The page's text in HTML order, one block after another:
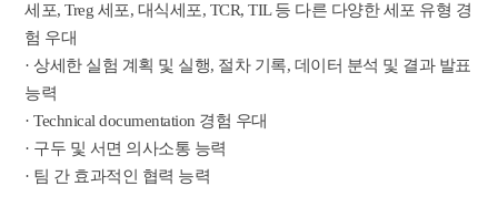
세포, Treg 세포, 대식세포, TCR, TIL 등 다른 다양한 세포 유형 경
험 우대
· 상세한 실험 계획 및 실행, 절차 기록, 데이터 분석 및 결과 발표
능력
· Technical documentation 경험 우대
· 구두 및 서면 의사소통 능력
· 팀 간 효과적인 협력 능력